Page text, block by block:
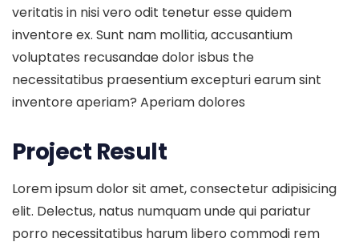
veritatis in nisi vero odit tenetur esse quidem
inventore ex. Sunt nam mollitia, accusantium
voluptates recusandae dolor isbus the
necessitatibus praesentium excepturi earum sint
inventore aperiam? Aperiam dolores
Project Result
Lorem ipsum dolor sit amet, consectetur adipisicing
elit. Delectus, natus numquam unde qui pariatur
porro necessitatibus harum libero commodi rem